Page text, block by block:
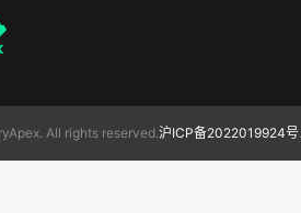
All rights reserved.沪ICP备2022019924号.